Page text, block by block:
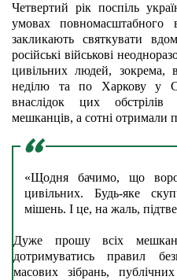
Четвертий рік поспіль
умовах повномасштабного
закликають святкувати
російські військові
цивільних людей,
неділю та по Харкову у
внаслідок цих
мешканців, а сотні отримали
«Щодня бачимо, що
цивільних. Будь-яке
мішень. І це, на жаль,
Дуже прошу всіх
дотримуватись правил
масових зібрань,